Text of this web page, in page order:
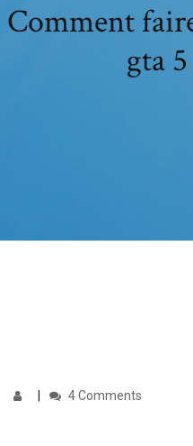
Comment
gta
4 Comments